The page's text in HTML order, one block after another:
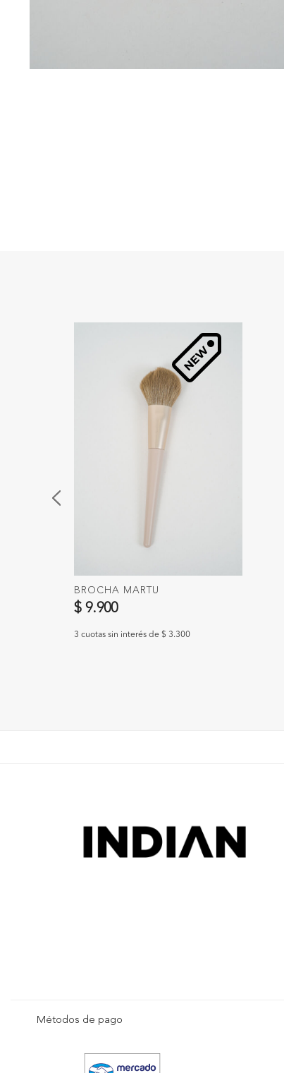
BROCHA MARTU
$ 9.900
3 cuotas sin interés de $ 3.300
Métodos de pago